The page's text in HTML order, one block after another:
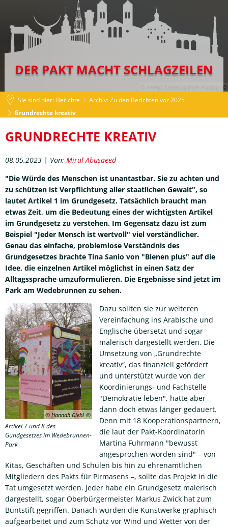
© Andrys Stienstra from Pixabay
DER PAKT MACHT SCHLAGZEILEN
Sie sind hier: Berichte
Archiv: Zu den Berichten vor 2025
Grundrechte kreativ
Grundrechte
kreativ
GRUNDRECHTE KREATIV
08.05.2023 | Von: Miral Abusaeed
"Die Würde des Menschen ist unantastbar. Sie zu achten und
zu schützen ist Verpflichtung aller staatlichen Gewalt", so
lautet Artikel 1 im Grundgesetz. Tatsächlich braucht man
etwas Zeit, um die Bedeutung eines der wichtigsten Artikel
im Grundgesetz zu verstehen. Im Gegensatz dazu ist zum
Beispiel "Jeder Mensch ist wertvoll" viel verständlicher.
Genau das einfache, problemlose Verständnis des
Grundgesetzes brachte Tina Sanio von "Bienen plus" auf die
Idee, die einzelnen Artikel möglichst in einen Satz der
Alltagssprache umzuformulieren. Die Ergebnisse sind jetzt im
Park am Wedebrunnen zu sehen.
© Hannah Diehl
Artikel 7 und 8 des
Gundgesetzes im Wedebrunnen-
Park
Dazu sollten sie zur weiteren
Vereinfachung ins Arabische und
Englische übersetzt und sogar
malerisch dargestellt werden. Die
Umsetzung von „Grundrechte
kreativ“, das finanziell gefördert
und unterstützt wurde von der
Koordinierungs- und Fachstelle
"Demokratie leben", hatte aber
dann doch etwas länger gedauert.
Denn mit 18 Kooperationspartnern,
die laut der Pakt-Koordinatorin
Martina Fuhrmann "bewusst
angesprochen worden sind" – von
Kitas, Geschäften und Schulen bis hin zu ehrenamtlichen
Mitgliedern des Pakts für Pirmasens –, sollte das Projekt in die
Tat umgesetzt werden. Jeder habe ein Grundgesetz malerisch
dargestellt, sogar Oberbürgermeister Markus Zwick hat zum
Buntstift gegriffen. Danach wurden die Kunstwerke graphisch
aufgearbeitet und zum Schutz vor Wind und Wetter von der